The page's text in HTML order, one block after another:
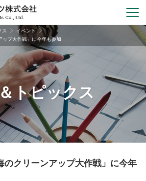
ス
イベント
プ大作戦」に今年も参加
トピックス
のクリーンアップ大作戦」に今年